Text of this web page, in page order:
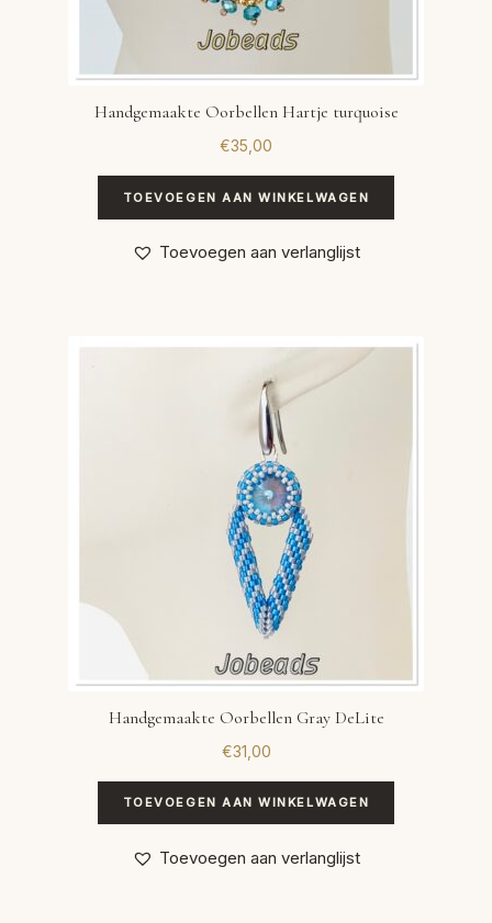
Handgemaakte Oorbellen Hartje turquoise
€35,00
TOEVOEGEN AAN WINKELWAGEN
Toevoegen aan verlanglijst
Handgemaakte Oorbellen Gray DeLite
€31,00
TOEVOEGEN AAN WINKELWAGEN
Toevoegen aan verlanglijst